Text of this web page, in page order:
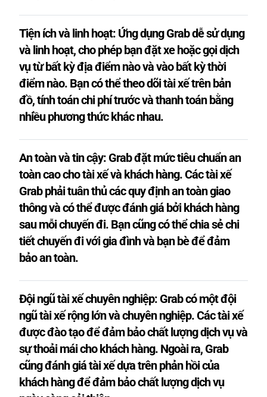
Tiện ích và linh hoạt: Ứng dụng Grab dễ sử dụng
và linh hoạt, cho phép bạn đặt xe hoặc gọi dịch
vụ từ bất kỳ địa điểm nào và vào bất kỳ thời
điểm nào. Bạn có thể theo dõi tài xế trên bản
đồ, tính toán chi phí trước và thanh toán bằng
nhiều phương thức khác nhau.
An toàn và tin cậy: Grab đặt mức tiêu chuẩn an
toàn cao cho tài xế và khách hàng. Các tài xế
Grab phải tuân thủ các quy định an toàn giao
thông và có thể được đánh giá bởi khách hàng
sau mỗi chuyến đi. Bạn cũng có thể chia sẻ chi
tiết chuyến đi với gia đình và bạn bè để đảm
bảo an toàn.
Đội ngũ tài xế chuyên nghiệp: Grab có một đội
ngũ tài xế rộng lớn và chuyên nghiệp. Các tài xế
được đào tạo để đảm bảo chất lượng dịch vụ và
sự thoải mái cho khách hàng. Ngoài ra, Grab
cũng đánh giá tài xế dựa trên phản hồi của
khách hàng để đảm bảo chất lượng dịch vụ